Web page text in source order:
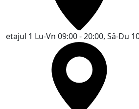
etajul 1 Lu-Vn 09:00 - 20:00, Sâ-Du